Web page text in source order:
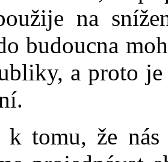
na
budoucna
a proto
k tomu, že nás